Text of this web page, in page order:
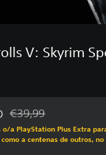
V: Skyrim
Com desconto em
€39,99
o/a PlayStation Plus Extra
a centenas de outros, no